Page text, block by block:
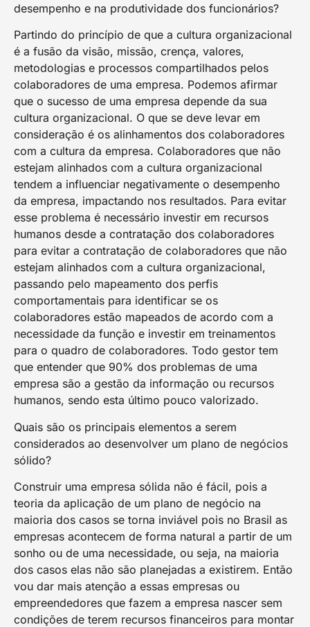
desempenho e na produtividade dos funcionários?
Partindo do princípio de que a cultura organizacional
é a fusão da visão, missão, crença, valores,
metodologias e processos compartilhados pelos
colaboradores de uma empresa. Podemos afirmar
que o sucesso de uma empresa depende da sua
cultura organizacional. O que se deve levar em
consideração é os alinhamentos dos colaboradores
com a cultura da empresa. Colaboradores que não
estejam alinhados com a cultura organizacional
tendem a influenciar negativamente o desempenho
da empresa, impactando nos resultados. Para evitar
esse problema é necessário investir em recursos
humanos desde a contratação dos colaboradores
para evitar a contratação de colaboradores que não
estejam alinhados com a cultura organizacional,
passando pelo mapeamento dos perfis
comportamentais para identificar se os
colaboradores estão mapeados de acordo com a
necessidade da função e investir em treinamentos
para o quadro de colaboradores. Todo gestor tem
que entender que 90% dos problemas de uma
empresa são a gestão da informação ou recursos
humanos, sendo esta último pouco valorizado.
Quais são os principais elementos a serem
considerados ao desenvolver um plano de negócios
sólido?
Construir uma empresa sólida não é fácil, pois a
teoria da aplicação de um plano de negócio na
maioria dos casos se torna inviável pois no Brasil as
empresas acontecem de forma natural a partir de um
sonho ou de uma necessidade, ou seja, na maioria
dos casos elas não são planejadas a existirem. Então
vou dar mais atenção a essas empresas ou
empreendedores que fazem a empresa nascer sem
condições de terem recursos financeiros para montar